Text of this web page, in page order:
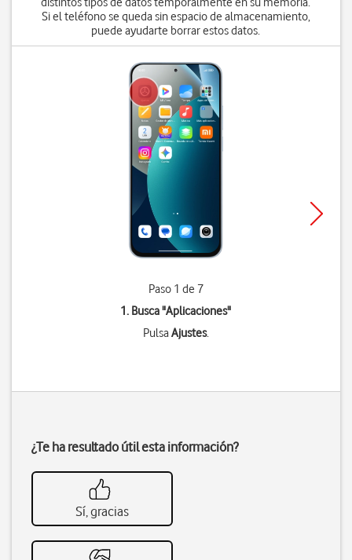
Si el teléfono se queda sin espacio de almacenamiento,
puede ayudarte borrar estos datos.
Paso 1 de 7
1. Busca "Aplicaciones"
PulsaAjustes.
¿Te ha resultado útil esta información?
Sí, gracias